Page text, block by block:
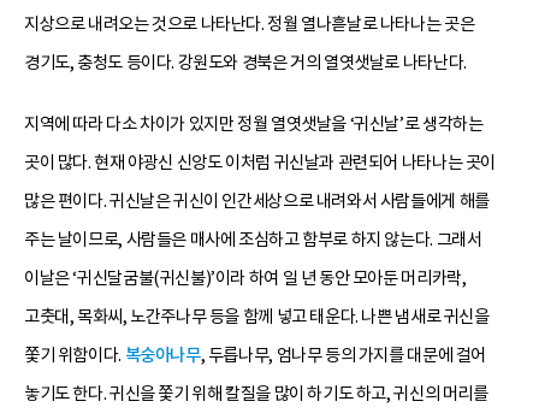
지상으로 내려오는 것으로 나타난다. 정월 열나흗날로 나타나는 곳은
경기도, 충청도 등이다. 강원도와 경북은 거의 열엿샛날로 나타난다.
지역에 따라 다소 차이가 있지만 정월 열엿샛날을 ‘귀신날’로 생각하는
곳이 많다. 현재 야광신 신앙도 이처럼 귀신날과 관련되어 나타나는 곳이
많은 편이다. 귀신날은 귀신이 인간세상으로 내려와서 사람들에게 해를
주는 날이므로, 사람들은 매사에 조심하고 함부로 하지 않는다. 그래서
이날은 ‘귀신달굼불(귀신불)’이라 하여 일 년 동안 모아둔 머리카락,
고춧대, 목화씨, 노간주나무 등을 함께 넣고 태운다. 나쁜 냄새로 귀신을
쫓기 위함이다. 복숭아나무, 두릅나무, 엄나무 등의 가지를 대문에 걸어
놓기도 한다. 귀신을 쫓기 위해 칼질을 많이 하기도 하고, 귀신의 머리를